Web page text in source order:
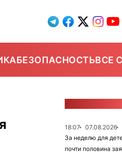
БЕЗОПАСНОСТЬВСЕ
18:07 07.08.2026
За неделю для
почти половина